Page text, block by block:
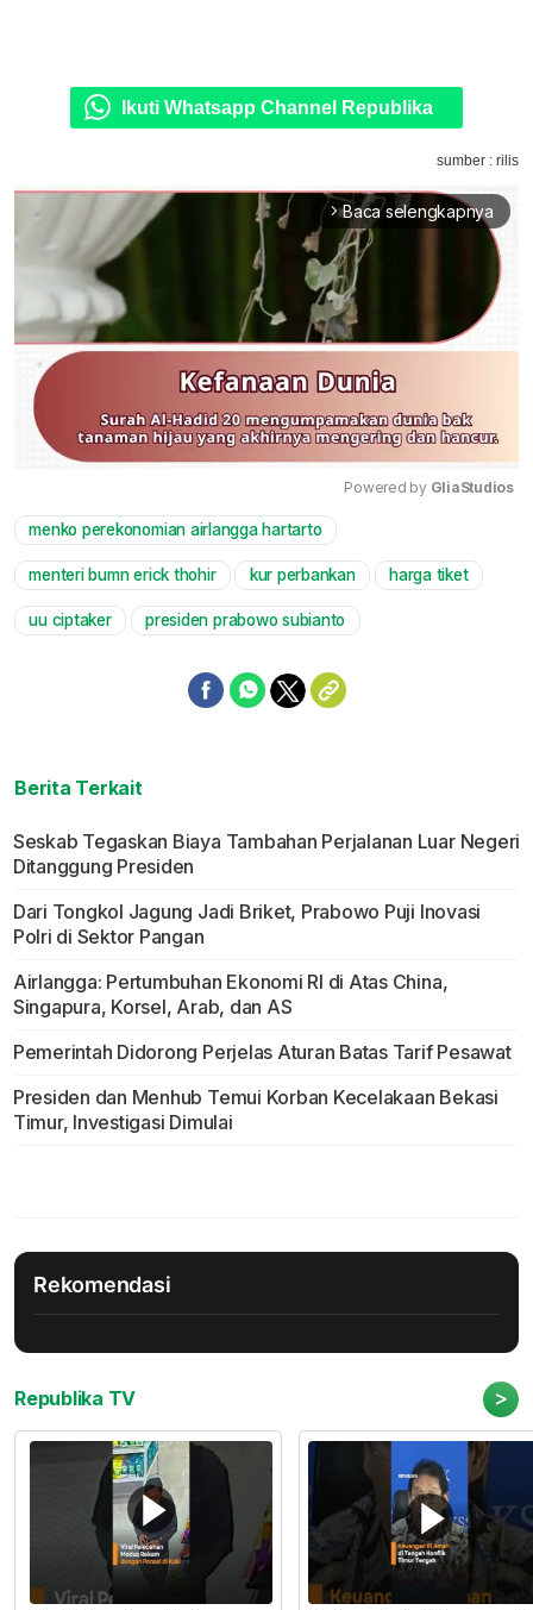
Ikuti Whatsapp Channel Republika
sumber : rilis
arrow_forward_ios Baca selengkapnya
Powered by GliaStudios
menko perekonomian airlangga hartarto
menteri bumn erick thohir kur perbankan harga tiket
uu ciptaker presiden prabowo subianto
Berita Terkait
Seskab Tegaskan Biaya Tambahan Perjalanan Luar Negeri
Ditanggung Presiden
Dari Tongkol Jagung Jadi Briket, Prabowo Puji Inovasi
Polri di Sektor Pangan
Airlangga: Pertumbuhan Ekonomi RI di Atas China,
Singapura, Korsel, Arab, dan AS
Pemerintah Didorong Perjelas Aturan Batas Tarif Pesawat
Presiden dan Menhub Temui Korban Kecelakaan Bekasi
Timur, Investigasi Dimulai
Rekomendasi
Republika TV >